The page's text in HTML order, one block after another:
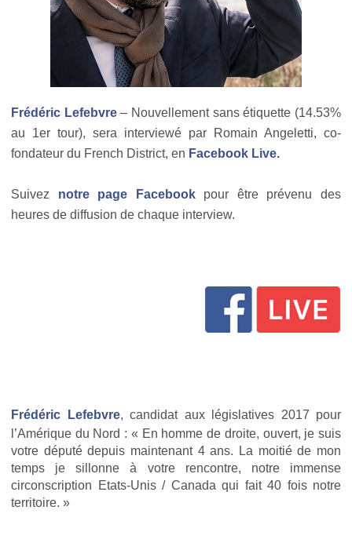
Frédéric Lefebvre– Nouvellement sans étiquette (14.53%
au 1er tour), sera interviewé par Romain Angeletti, co-
fondateur du French District, en Facebook Live.
Suivez notre page Facebookpour être prévenu des
heures de diffusion de chaque interview.
Frédéric Lefebvre, candidat aux législatives 2017 pour
l’Amérique du Nord : « En homme de droite, ouvert, je suis
votre député depuis maintenant 4 ans. La moitié de mon
temps je sillonne à votre rencontre, notre immense
circonscription Etats-Unis / Canada qui fait 40 fois notre
territoire. »